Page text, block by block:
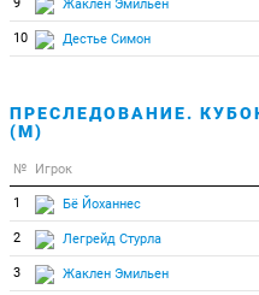
Жаклен Эмильен
10 Дестье Симон
ПРЕСЛЕДОВАНИЕ.
(М)
№ Игрок
1 Бё Йоханнес
2 Легрейд Стурла
3 Жаклен Эмильен